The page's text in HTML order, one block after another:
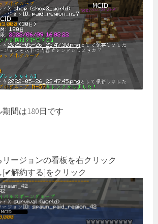
間は180日です
リージョンの看板を右クリック
[✔解約する]をクリック